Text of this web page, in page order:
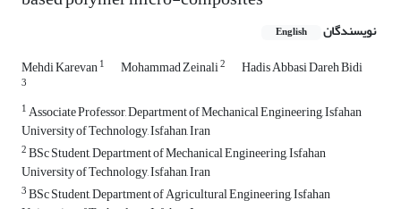
نویسندگان English
Mehdi Karevan1 Mohammad Zeinali2 Hadis Abbasi Dareh Bidi
3
1Associate Professor, Department of Mechanical Engineering, Isfahan
University of Technology, Isfahan, Iran
2BSc Student, Department of Mechanical Engineering, Isfahan
University of Technology, Isfahan, Iran
3BSc Student, Department of Agricultural Engineering, Isfahan